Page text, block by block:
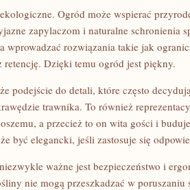
Ogród może wspierać
zapylaczom i naturalne schronienia
wprowadzać rozwiązania takie jak
retencję. Dzięki temu ogród jest piękny.
podejście do detali, które często
trawnika. To również
a przecież to on wita gości i
być elegancki, jeśli zastosuje się
ważne jest bezpieczeństwo i
nie mogą przeszkadzać w